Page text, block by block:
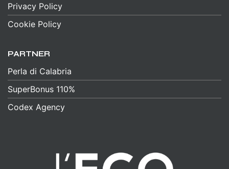
Privacy Policy
Cookie Policy
PARTNER
Perla di Calabria
SuperBonus 110%
Codex Agency